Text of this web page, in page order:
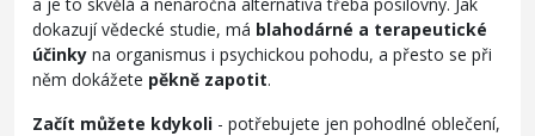
dokazují vědecké studie, má blahodárné a terapeutické
účinky na organismus i psychickou pohodu, a přesto se při
něm dokážete pěkně zapotit.
Začít můžete kdykoli - potřebujete jen pohodlné oblečení,